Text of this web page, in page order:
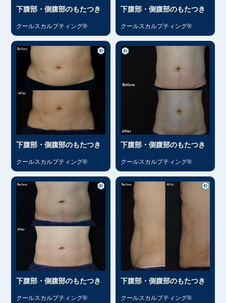
下腹部・側腹部のもたつき
クールスカルプティング®
下腹部・側腹部のもたつき
クールスカルプティング®
下腹部・側腹部のもたつき
クールスカルプティング®
下腹部・側腹部のもたつき
クールスカルプティング®
下腹部・側腹部のもたつき
クールスカルプティング®
下腹部・側腹部のもたつき
クールスカルプティング®